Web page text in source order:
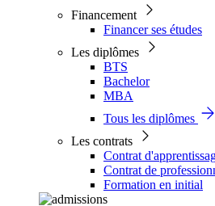
Financement
Financer ses études
Les diplômes
BTS
Bachelor
MBA
Tous les diplômes
Les contrats
Contrat
Contrat de
Formation en initial